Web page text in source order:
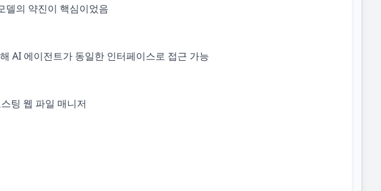
델의 약진이 핵심이었음
AI 에이전트가 동일한 인터페이스로 접근 가능
팅 웹 파일 매니저